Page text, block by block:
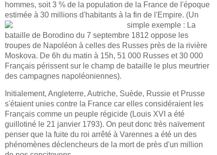
hommes, soit 3 % de la population de la France de l'époque
estimée à 30 millions d'habitants à la fin de l'Empire. (Un
simple exemple : La
bataille de Borodino du 7 septembre 1812 oppose les
troupes de Napoléon à celles des Russes près de la rivière
Moskova. De 6h du matin à 15h, 51 000 Russes et 30 000
Français périssent sur le champ de bataille le plus meurtrier
des campagnes napoléoniennes).
Initialement, Angleterre, Autriche, Suède, Russie et Prusse
s'étaient unies contre la France car elles considéraient les
Français comme un peuple régicide (Louis XVI a été
guillotiné le 21 janvier 1793). On peut donc très naïvement
penser que la fuite du roi arrêté à Varennes a été un des
phénomènes déclencheurs de la mort de près d'un million